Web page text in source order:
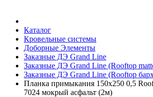
Каталог
Кровельные системы
Доборные Элементы
Заказные ДЭ Grand Line
Заказные ДЭ Grand Line (Rooftop
Заказные ДЭ Grand Line (Rooftop
Планка примыкания 150х250 0,5
7024 мокрый асфальт (2м)